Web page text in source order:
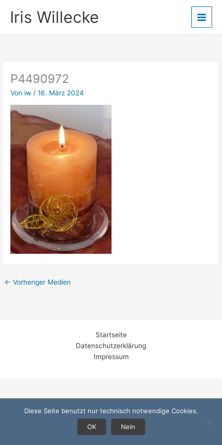
InhaltIris Willecke
P4490972
Von iw /16. März 2024
← Vorheriger Medien
Startseite
Datenschutzerklärung
Impressum
Diese Seite benutzt nur technisch notwendige Cookies.
OK
Nein